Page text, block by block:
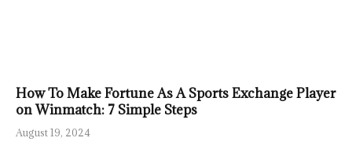
How To Make Fortune As A Sports Exchange Player
on Winmatch: 7 Simple Steps
August 19, 2024